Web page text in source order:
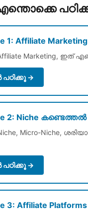
1: Affiliate
Marketing, ഇത്
→
2: Niche കണ്ടെത്തൽ
Micro-Niche,
→
3: Affiliate